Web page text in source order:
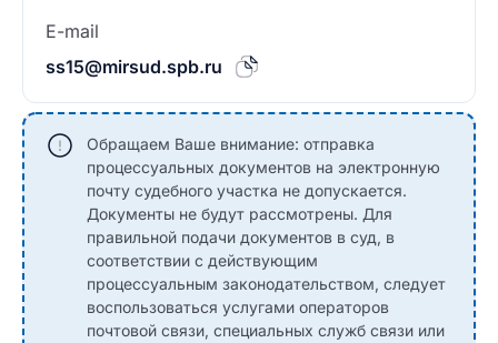
E-mail
ss15@mirsud.spb.ru
Обращаем Ваше внимание: отправка
процессуальных документов на электронную
почту судебного участка не допускается.
Документы не будут рассмотрены. Для
правильной подачи документов в суд, в
соответствии с действующим
процессуальным законодательством, следует
воспользоваться услугами операторов
почтовой связи, специальных служб связи или